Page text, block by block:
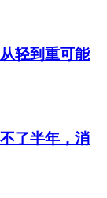
轻到重可能
了半年，消